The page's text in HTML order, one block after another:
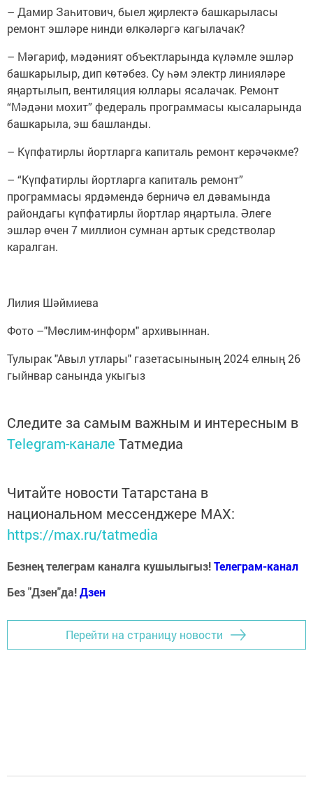
– Дамир Заһитович, быел җирлектә башкарыласы
ремонт эшләре нинди өлкәләргә кагылачак?
– Мәгариф, мәдәният объектларында күләмле эшләр
башкарылыр, дип көтәбез. Су һәм электр линияләре
яңартылып, вентиляция юллары ясалачак. Ремонт
“Мәдәни мохит” федераль программасы кысаларында
башкарыла, эш башланды.
– Күпфатирлы йортларга капиталь ремонт керәчәкме?
– “Күпфатирлы йортларга капиталь ремонт”
программасы ярдәмендә берничә ел дәвамында
райондагы күпфатирлы йортлар яңартыла. Әлеге
эшләр өчен 7 миллион сумнан артык средстволар
каралган.
Лилия Шәймиева
Фото –"Мөслим-информ" архивыннан.
Тулырак "Авыл утлары" газетасынының 2024 елның 26
гыйнвар санында укыгыз
Следите за самым важным и интересным в
Telegram-канале Татмедиа
Читайте новости Татарстана в
национальном мессенджере MАХ:
https://max.ru/tatmedia
Безнең телеграм каналга кушылыгыз!Телеграм-канал
Без "Дзен"да!Дзен
Перейти на страницу новости